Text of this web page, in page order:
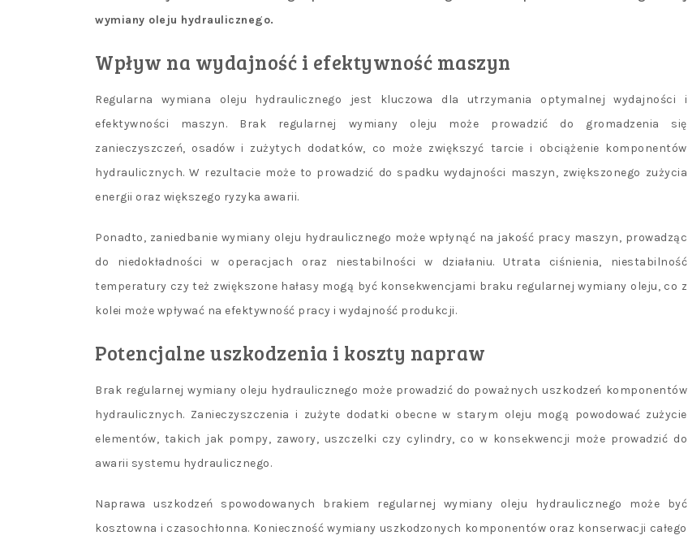
wymiany oleju hydraulicznego.
Wpływ na wydajność i efektywność maszyn
Regularna wymiana oleju hydraulicznego jest kluczowa dla utrzymania optymalnej wydajności i
efektywności maszyn. Brak regularnej wymiany oleju może prowadzić do gromadzenia się
zanieczyszczeń, osadów i zużytych dodatków, co może zwiększyć tarcie i obciążenie komponentów
hydraulicznych. W rezultacie może to prowadzić do spadku wydajności maszyn, zwiększonego zużycia
energii oraz większego ryzyka awarii.
Ponadto, zaniedbanie wymiany oleju hydraulicznego może wpłynąć na jakość pracy maszyn, prowadząc
do niedokładności w operacjach oraz niestabilności w działaniu. Utrata ciśnienia, niestabilność
temperatury czy też zwiększone hałasy mogą być konsekwencjami braku regularnej wymiany oleju, co z
kolei może wpływać na efektywność pracy i wydajność produkcji.
Potencjalne uszkodzenia i koszty napraw
Brak regularnej wymiany oleju hydraulicznego może prowadzić do poważnych uszkodzeń komponentów
hydraulicznych. Zanieczyszczenia i zużyte dodatki obecne w starym oleju mogą powodować zużycie
elementów, takich jak pompy, zawory, uszczelki czy cylindry, co w konsekwencji może prowadzić do
awarii systemu hydraulicznego.
Naprawa uszkodzeń spowodowanych brakiem regularnej wymiany oleju hydraulicznego może być
kosztowna i czasochłonna. Konieczność wymiany uszkodzonych komponentów oraz konserwacji całego